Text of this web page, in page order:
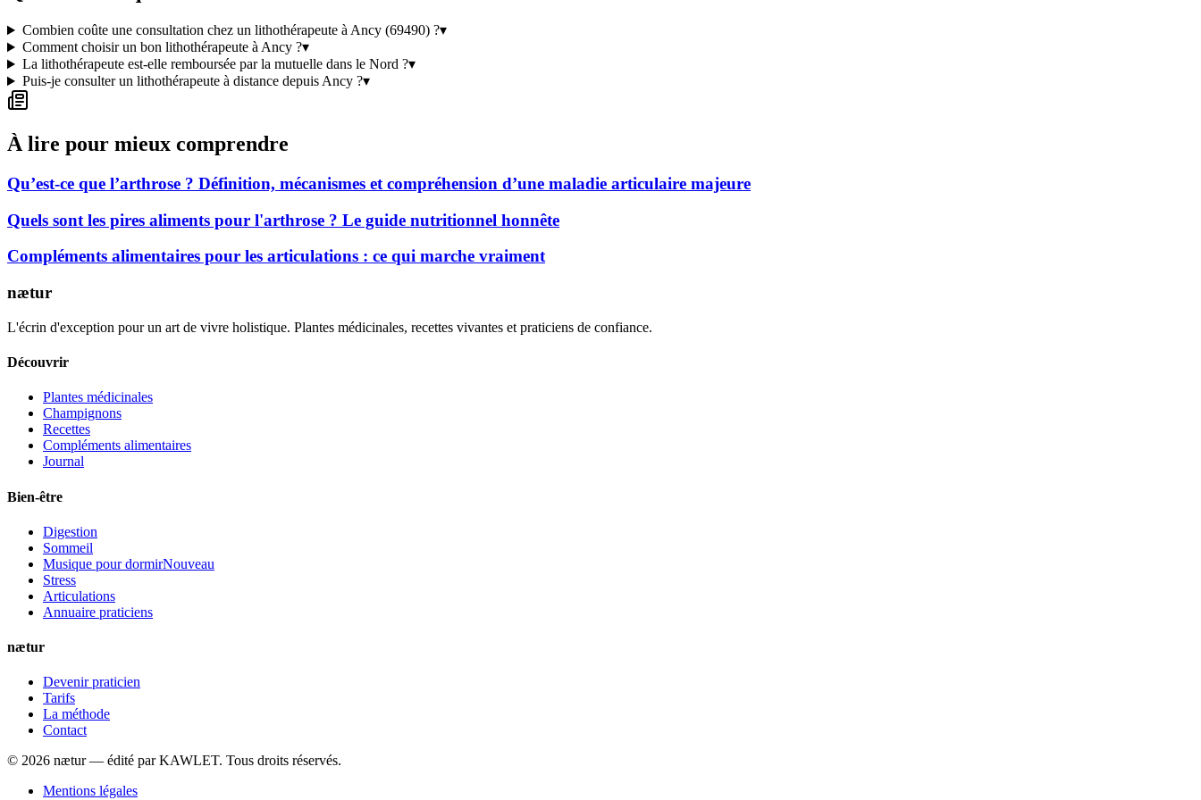
Combien coûte une consultation chez un lithothérapeute à Ancy (69490) ?▾
Comment choisir un bon lithothérapeute à Ancy ?▾
La lithothérapeute est-elle remboursée par la mutuelle dans le Nord ?▾
Puis-je consulter un lithothérapeute à distance depuis Ancy ?▾
À lire pour mieux comprendre
Qu’est-ce que l’arthrose ? Définition, mécanismes et compréhension d’une maladie articulaire majeure
Quels sont les pires aliments pour l'arthrose ? Le guide nutritionnel honnête
Compléments alimentaires pour les articulations : ce qui marche vraiment
nætur
L'écrin d'exception pour un art de vivre holistique. Plantes médicinales, recettes vivantes et praticiens de confiance.
Découvrir
Plantes médicinales
Champignons
Recettes
Compléments alimentaires
Journal
Bien-être
Digestion
Sommeil
Musique pour dormirNouveau
Stress
Articulations
Annuaire praticiens
nætur
Devenir praticien
Tarifs
La méthode
Contact
© 2026 nætur — édité par KAWLET. Tous droits réservés.
Mentions légales